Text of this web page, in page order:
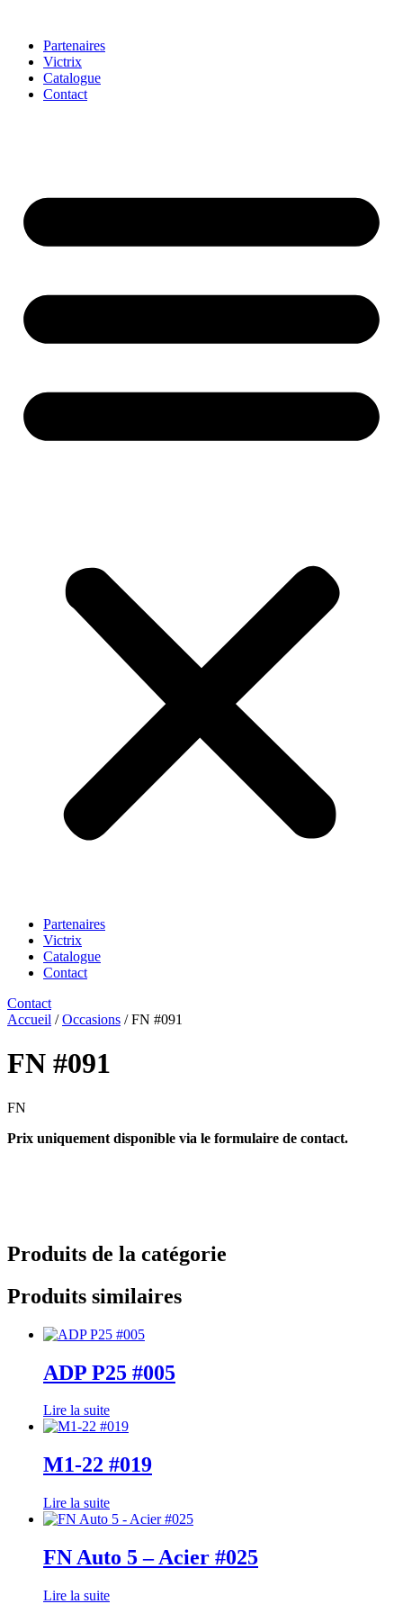
Partenaires
Victrix
Catalogue
Contact
Partenaires
Victrix
Catalogue
Contact
Contact
Accueil /Occasions / FN #091
FN #091
FN
Prix uniquement disponible via le formulaire de contact.
Produits de la catégorie
Produits similaires
ADP P25 #005
Lire la suite
M1-22 #019
Lire la suite
FN Auto 5 – Acier #025
Lire la suite